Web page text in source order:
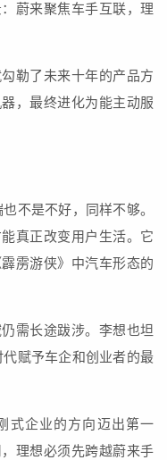
蔚来聚焦车手互联，理
勒了未来十年的产品方
，最终进化为能主动服
不是不好，同样不够。
真正改变用户生活。它
雳游侠》中汽车形态的
需长途跋涉。李想也坦
赋予车企和创业者的最
式企业的方向迈出第一
理想必须先跨越蔚来手